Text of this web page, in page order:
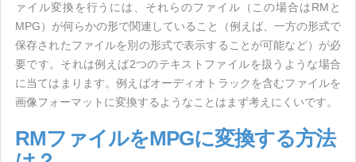
ァイル変換を行うには、それらのファイル（この場合はRMと
MPG）が何らかの形で関連していること（例えば、一方の形式で
保存されたファイルを別の形式で表示することが可能など）が必
要です。それは例えば2つのテキストファイルを扱うような場合
に当てはまります。例えばオーディオトラックを含むファイルを
画像フォーマットに変換するようなことはまず考えにくいです。
RMファイルをMPGに変換する方法